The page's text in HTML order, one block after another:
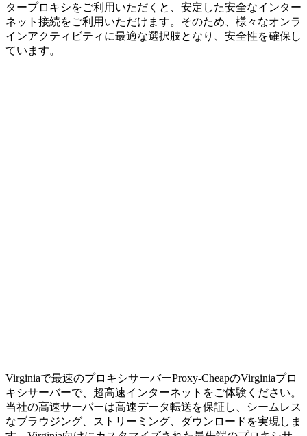
タープロキシをご利用いただくと、安定した安全なインター
ネット接続をご利用いただけます。そのため、様々なオンラ
インアクティビティに最適な選択肢となり、安全性を確保し
ています。
Virginiaで最速のプロキシサーバーProxy-CheapのVirginiaプロ
キシサーバーで、超高速インターネットをご体験ください。
当社の高速サーバーは高速データ転送を保証し、シームレス
なブラウジング、ストリーミング、ダウンロードを実現しま